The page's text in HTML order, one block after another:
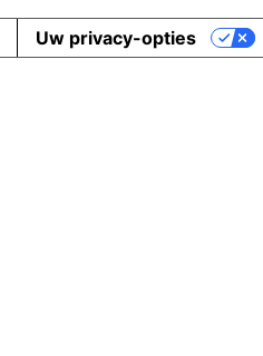
Uw privacy-opties